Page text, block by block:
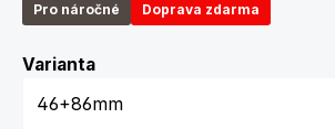
Pro náročné Doprava zdarma
VariantaZvolte variantu